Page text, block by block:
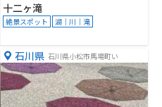
十二ヶ滝
絶景スポット 湖｜川｜滝
石川県 石川県小松市馬場町い